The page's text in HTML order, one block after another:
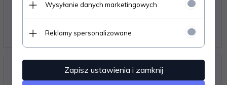
999,00 PLN*
* z podatkiem VAT
Wysyłanie danych marketingowych
Reklamy spersonalizowane
Zapisz ustawienia i zamknij